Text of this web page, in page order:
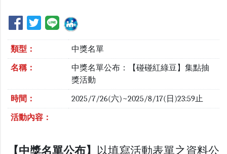
類型： 中獎名單
名稱：
中獎名單公布：【碰碰紅綠豆】集點抽
獎活動
時間： 2025/7/26(六)~2025/8/17(日)23:59止
活動內容：
【中獎名單公布】 以填寫活動表單之資料公